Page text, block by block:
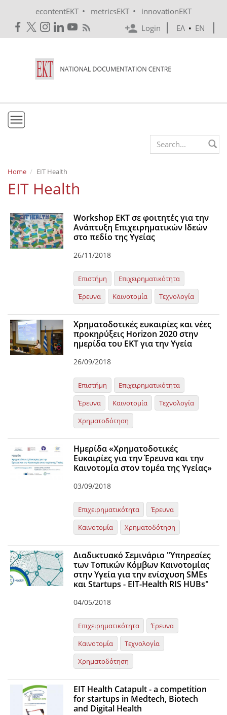
econtentEKT • metricsEKT •
innovationEKT
Login
ΕΛ • EN
Mission & Vision
Policies
e-Infrastructure
Organisational Structure
Services
Publications
Publications for R&D Metrics & Indicators
Publications for Libraries
Informational Publications
News & Information
News
"Innovation, Research & Technology" magazine
Contact
Helpdesks
Search form
Home EIT Health
EIT Health
Workshop ΕΚΤ σε φοιτητές για την
Ανάπτυξη Επιχειρηματικών Ιδεών
στο πεδίο της Υγείας
26/11/2018
Επιστήμη
Επιχειρηματικότητα
Έρευνα
Καινοτομία Τεχνολογία
Χρηματοδοτικές ευκαιρίες και νέες
προκηρύξεις Horizon 2020 στην
ημερίδα του ΕΚΤ για την Υγεία
26/09/2018
Επιστήμη
Επιχειρηματικότητα
Έρευνα
Καινοτομία
Τεχνολογία
Χρηματοδότηση
Ημερίδα «Χρηματοδοτικές
Ευκαιρίες για την Έρευνα και την
Καινοτομία στον τομέα της Υγείας»
03/09/2018
Επιχειρηματικότητα
Έρευνα
Καινοτομία
Χρηματοδότηση
Διαδικτυακό Σεμινάριο "Υπηρεσίες
των Τοπικών Κόμβων Καινοτομίας
στην Υγεία για την ενίσχυση SMEs
και Startups - EIT-Health RIS HUBs"
04/05/2018
Επιχειρηματικότητα
Έρευνα
Καινοτομία
Τεχνολογία
Χρηματοδότηση
EIT Health Catapult - a competition
for startups in Medtech, Biotech
and Digital Health